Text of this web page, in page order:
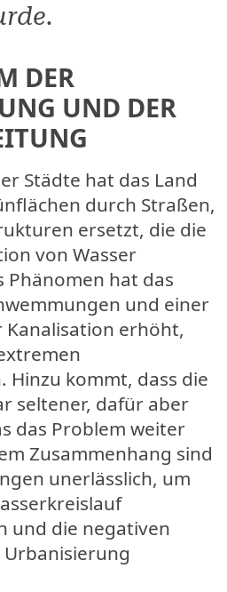
DER
UND DER
Städte hat das Land
durch Straßen,
ersetzt, die die
von Wasser
Phänomen hat das
und einer
erhöht,
Hinzu kommt, dass die
seltener, dafür aber
das Problem weiter
Zusammenhang sind
unerlässlich, um
und die negativen